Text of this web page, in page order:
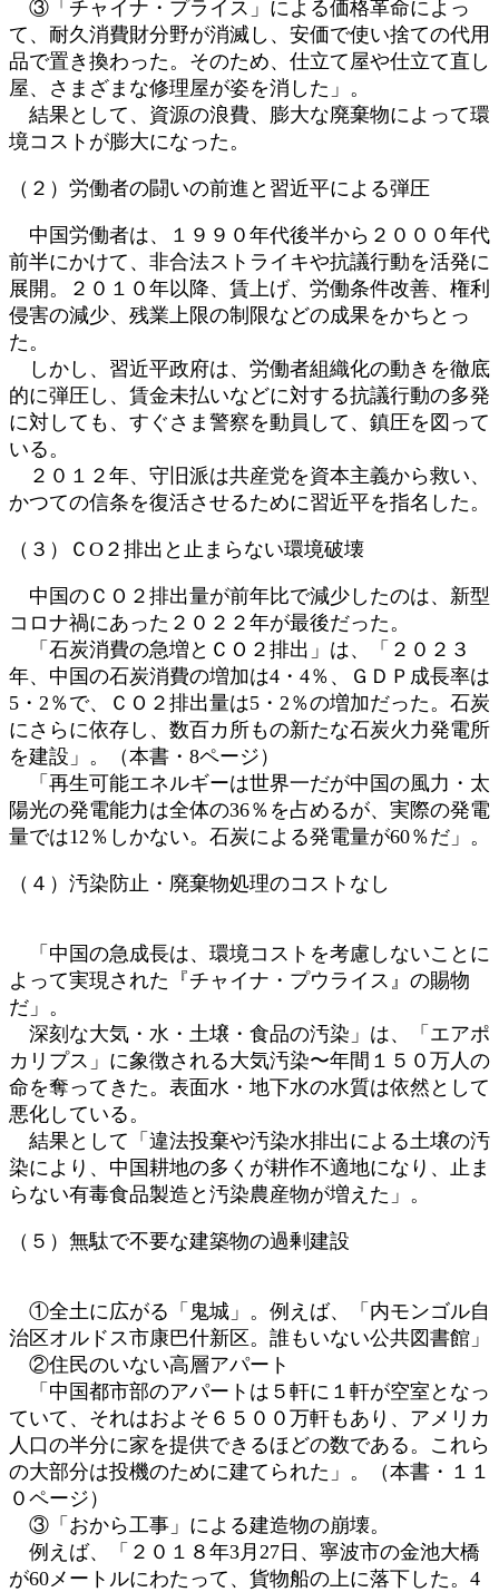
③「チャイナ・プライス」による価格革命によっ
て、耐久消費財分野が消滅し、安価で使い捨ての代用
品で置き換わった。そのため、仕立て屋や仕立て直し
屋、さまざまな修理屋が姿を消した」。
結果として、資源の浪費、膨大な廃棄物によって環
境コストが膨大になった。
（２）労働者の闘いの前進と習近平による弾圧
中国労働者は、１９９０年代後半から２０００年代
前半にかけて、非合法ストライキや抗議行動を活発に
展開。２０１０年以降、賃上げ、労働条件改善、権利
侵害の減少、残業上限の制限などの成果をかちとっ
た。
しかし、習近平政府は、労働者組織化の動きを徹底
的に弾圧し、賃金未払いなどに対する抗議行動の多発
に対しても、すぐさま警察を動員して、鎮圧を図って
いる。
２０１２年、守旧派は共産党を資本主義から救い、
かつての信条を復活させるために習近平を指名した。
（３）ＣО２排出と止まらない環境破壊
中国のＣＯ２排出量が前年比で減少したのは、新型
コロナ禍にあった２０２２年が最後だった。
「石炭消費の急増とＣＯ２排出」は、「２０２３
年、中国の石炭消費の増加は4・4％、ＧＤＰ成長率は
5・2％で、ＣＯ２排出量は5・2％の増加だった。石炭
にさらに依存し、数百カ所もの新たな石炭火力発電所
を建設」。（本書・8ページ）
「再生可能エネルギーは世界一だが中国の風力・太
陽光の発電能力は全体の36％を占めるが、実際の発電
量では12％しかない。石炭による発電量が60％だ」。
（４）汚染防止・廃棄物処理のコストなし
「中国の急成長は、環境コストを考慮しないことに
よって実現された『チャイナ・プウライス』の賜物
だ」。
深刻な大気・水・土壌・食品の汚染」は、「エアポ
カリプス」に象徴される大気汚染〜年間１５０万人の
命を奪ってきた。表面水・地下水の水質は依然として
悪化している。
結果として「違法投棄や汚染水排出による土壌の汚
染により、中国耕地の多くが耕作不適地になり、止ま
らない有毒食品製造と汚染農産物が増えた」。
（５）無駄で不要な建築物の過剰建設
①全土に広がる「鬼城」。例えば、「内モンゴル自
治区オルドス市康巴什新区。誰もいない公共図書館」
②住民のいない高層アパート
「中国都市部のアパートは５軒に１軒が空室となっ
ていて、それはおよそ６５００万軒もあり、アメリカ
人口の半分に家を提供できるほどの数である。これら
の大部分は投機のために建てられた」。（本書・１１
０ページ）
③「おから工事」による建造物の崩壊。
例えば、「２０１８年3月27日、寧波市の金池大橋
が60メートルにわたって、貨物船の上に落下した。4